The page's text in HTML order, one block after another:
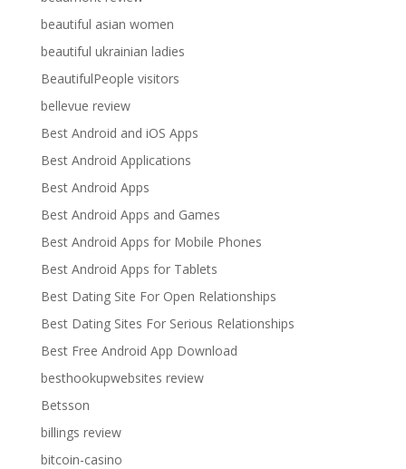
beautiful asian women
beautiful ukrainian ladies
BeautifulPeople visitors
bellevue review
Best Android and iOS Apps
Best Android Applications
Best Android Apps
Best Android Apps and Games
Best Android Apps for Mobile Phones
Best Android Apps for Tablets
Best Dating Site For Open Relationships
Best Dating Sites For Serious Relationships
Best Free Android App Download
besthookupwebsites review
Betsson
billings review
bitcoin-casino